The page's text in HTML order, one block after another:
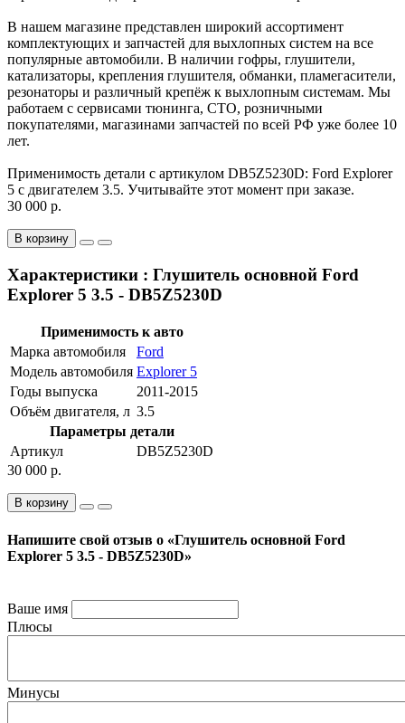
В нашем магазине представлен широкий ассортимент
комплектующих и запчастей для выхлопных систем на все
популярные автомобили. В наличии гофры, глушители,
катализаторы, крепления глушителя, обманки, пламегасители,
резонаторы и различный крепёж к выхлопным системам. Мы
работаем с сервисами тюнинга, СТО, розничными
покупателями, магазинами запчастей по всей РФ уже более 10
лет.
Применимость детали с артикулом DB5Z5230D: Ford Explorer
5 с двигателем 3.5. Учитывайте этот момент при заказе.
30 000 р.
В корзину
Характеристики : Глушитель основной Ford
Explorer 5 3.5 - DB5Z5230D
Применимость к авто
Марка автомобиля
Ford
Модель автомобиля Explorer 5
Годы выпуска
2011-2015
Объём двигателя, л 3.5
Параметры детали
Артикул
DB5Z5230D
30 000 р.
В корзину
Напишите свой отзыв о «Глушитель основной Ford
Explorer 5 3.5 - DB5Z5230D»
Ваше имя
Плюсы
Минусы